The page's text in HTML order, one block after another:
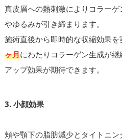
真皮層への熱刺激によりコラー
やゆるみが引き締まります。
施術直後から即時的な収縮効果を
ヶ月にわたりコラーゲン生成が
アップ効果が期待できます。
3. 小顔効果
頬や顎下の脂肪減少とタイトニ